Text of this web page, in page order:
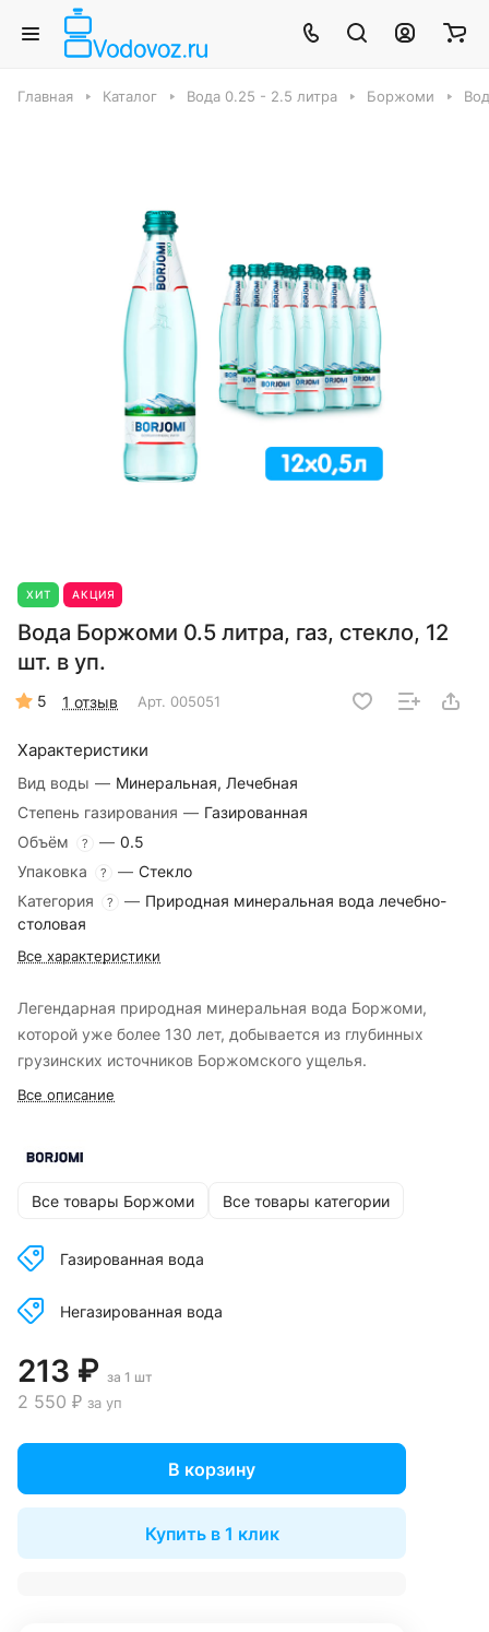
Главная Каталог Вода 0.25 - 2.5 литра Боржоми
ХИТ АКЦИЯ
Вода Боржоми 0.5 литра, газ, стекло, 12
шт. в уп.
5 1 отзыв Арт. 005051
Характеристики
Вид воды — Минеральная, Лечебная
Степень газирования — Газированная
Объём
? — 0.5
Упаковка
? — Стекло
Категория
? — Природная минеральная вода лечебно-
столовая
Все характеристики
Легендарная природная минеральная вода Боржоми,
которой уже более 130 лет, добывается из глубинных
грузинских источников Боржомского ущелья.
Все описание
Все товары Боржоми Все товары категории
Газированная вода
Негазированная вода
213 ₽ за 1 шт
2 550 ₽ за уп
В корзину
Купить в 1 клик